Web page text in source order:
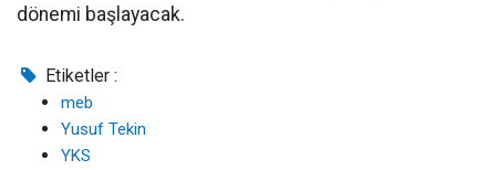
dönemi başlayacak.
Etiketler :
meb
Yusuf Tekin
YKS